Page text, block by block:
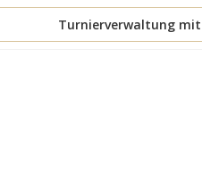
Turnierverwaltung mit